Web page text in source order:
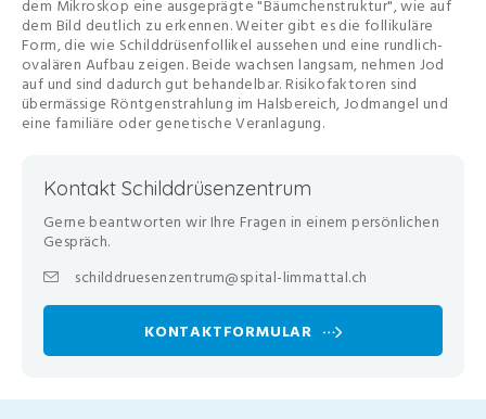
dem Mikroskop eine ausgeprägte "Bäumchenstruktur", wie auf
dem Bild deutlich zu erkennen. Weiter gibt es die follikuläre
Form, die wie Schilddrüsenfollikel aussehen und eine rundlich-
ovalären Aufbau zeigen. Beide wachsen langsam, nehmen Jod
auf und sind dadurch gut behandelbar. Risikofaktoren sind
übermässige Röntgenstrahlung im Halsbereich, Jodmangel und
eine familiäre oder genetische Veranlagung.
Kontakt Schilddrüsenzentrum
Gerne beantworten wir Ihre Fragen in einem persönlichen
Gespräch.
schilddruesenzentrum@spital-limmattal.ch
KONTAKTFORMULAR